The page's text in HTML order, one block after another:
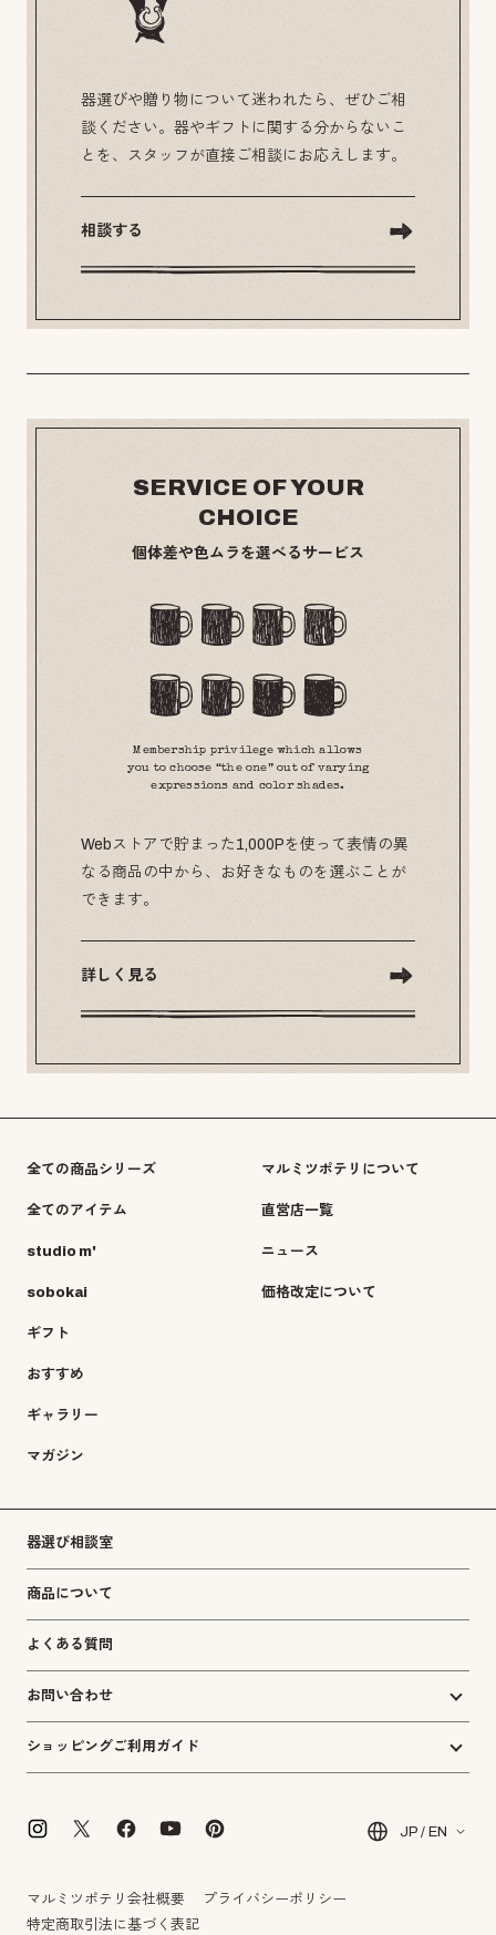
器選びや贈り物について迷われたら、ぜひご相
談ください。器やギフトに関する分からないこ
とを、スタッフが直接ご相談にお応えします。
相談する
SERVICE OF YOUR
CHOICE
個体差や色ムラを選べるサービス
Membership privilege which allows
you to choose “the one” out of varying
expressions and color shades.
Webストアで貯まった1,000Pを使って表情の異
なる商品の中から、お好きなものを選ぶことが
できます。
詳しく見る
全ての商品シリーズ
全てのアイテム
studio m'
sobokai
ギフト
おすすめ
ギャラリー
マガジン
マルミツポテリについて
直営店一覧
ニュース
価格改定について
器選び相談室
商品について
よくある質問
お問い合わせ
ショッピングご利用ガイド
JP / EN
マルミツポテリ会社概要
プライバシーポリシー
特定商取引法に基づく表記